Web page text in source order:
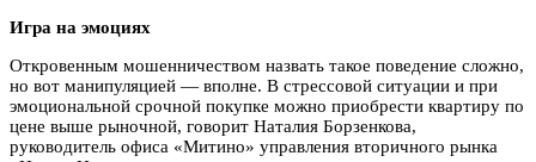
Игра на эмоциях
Откровенным мошенничеством назвать такое поведение сложно,
но вот манипуляцией — вполне. В стрессовой ситуации и при
эмоциональной срочной покупке можно приобрести квартиру по
цене выше рыночной, говорит Наталия Борзенкова,
руководитель офиса «Митино» управления вторичного рынка